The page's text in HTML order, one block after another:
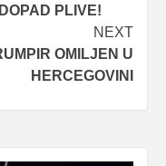
PLIVE!
NEXT
OMILJEN U
HERCEGOVINI